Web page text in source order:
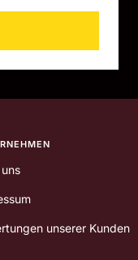
unserer Kunden